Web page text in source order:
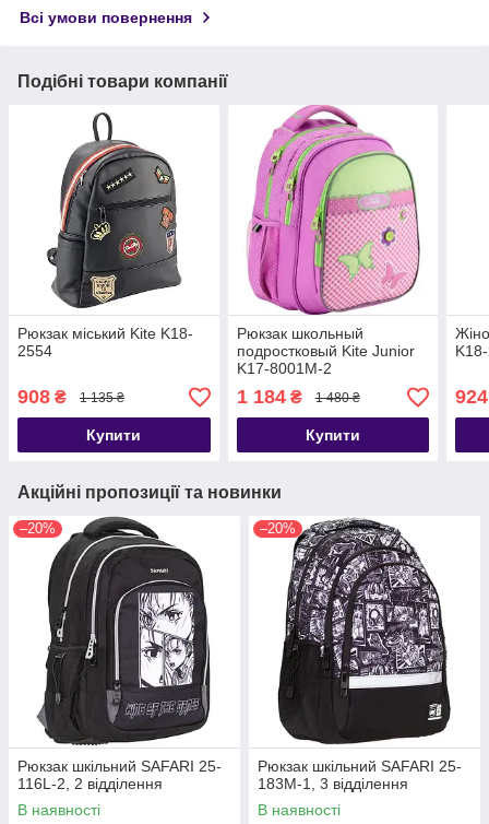
Всі умови повернення
Подібні товари компанії
Рюкзак міський Kite K18-
2554
908 ₴ 1 135 ₴
Купити
Рюкзак школьный
подростковый Kite Junior
K17-8001M-2
1 184₴ 1 480 ₴
Купити
Акційні пропозиції та новинки
–20%
Рюкзак шкільний SAFARI 25-
116L-2, 2 відділення
В наявності
–20%
Рюкзак шкільний SAFARI 25-
183M-1, 3 відділення
В наявності